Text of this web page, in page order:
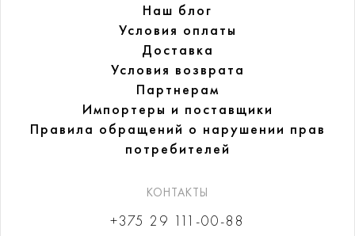
Наш блог
Условия оплаты
Доставка
Условия возврата
Партнерам
Импортеры и поставщики
Правила обращений о нарушении прав
потребителей
КОНТАКТЫ
+375 29 111-00-88